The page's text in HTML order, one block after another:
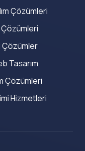
Çözümleri
Çözümleri
Çözümler
Tasarım
Çözümleri
Hizmetleri